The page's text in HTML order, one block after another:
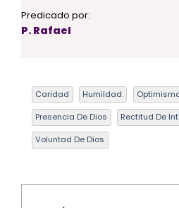
Predicado por:
P. Rafael
Caridad Humildad.
Presencia De Dios Rectitud De
Voluntad De Dios